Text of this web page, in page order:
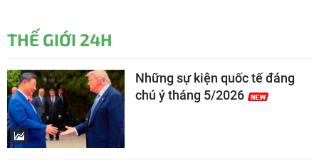
THẾ GIỚI 24H
Những sự kiện quốc tế đáng
chú ý tháng 5/2026